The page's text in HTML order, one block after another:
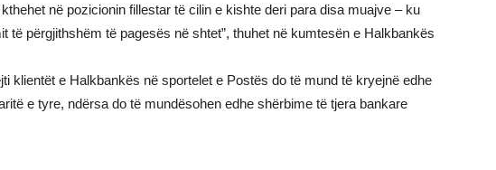
në pozicionin fillestar të cilin e kishte deri para disa muajve – ku
të përgjithshëm të pagesës në shtet”, thuhet në kumtesën e Halkbankës
klientët e Halkbankës në sportelet e Postës do të mund të kryejnë edhe
e tyre, ndërsa do të mundësohen edhe shërbime të tjera bankare